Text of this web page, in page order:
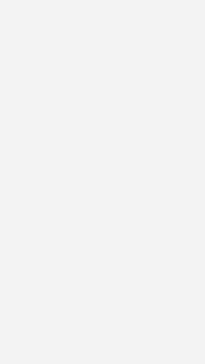
sollen die neuen
sein.
im Chemiepark Marl
Projekts GET H2
– erstmals im Verbund.
des deutschen